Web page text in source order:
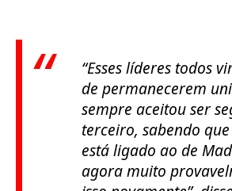
“Esses líderes todos
de permanecerem
sempre aceitou ser
terceiro, sabendo
está ligado ao de
agora muito